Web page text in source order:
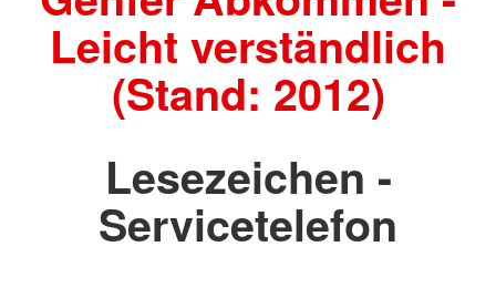
Leicht verständlich
(Stand: 2012)
Lesezeichen -
Servicetelefon